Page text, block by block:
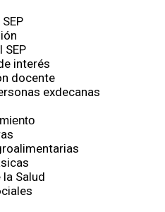
SEP
interés
docente
exdecanas
Salud